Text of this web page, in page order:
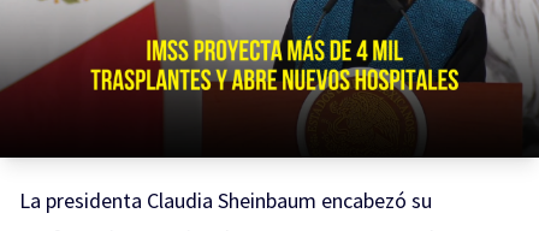
La presidenta Claudia Sheinbaum encabezó su